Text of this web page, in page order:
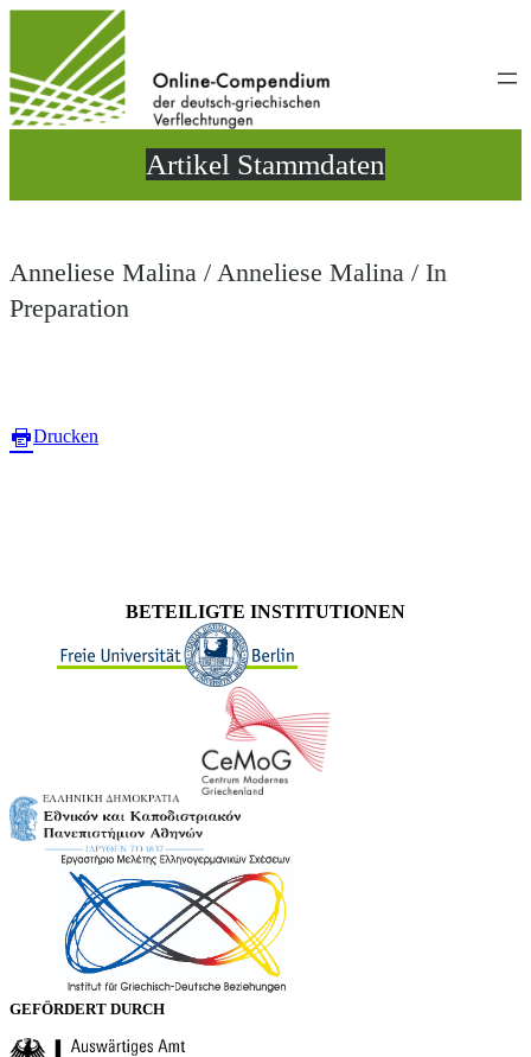
wechseln
Artikel Stammdaten
Anneliese Malina / Anneliese Malina / In
Preparation
Drucken
BETEILIGTE INSTITUTIONEN
GEFÖRDERT DURCH